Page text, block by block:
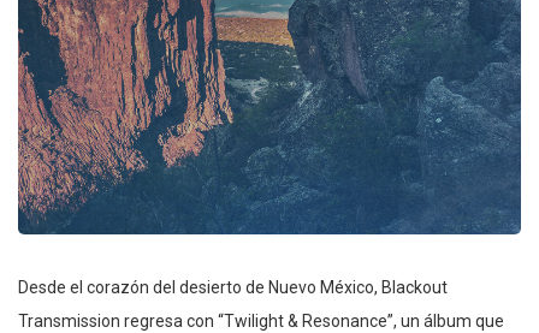
Desde el corazón del desierto de Nuevo México, Blackout
Transmission regresa con “Twilight & Resonance”, un álbum que